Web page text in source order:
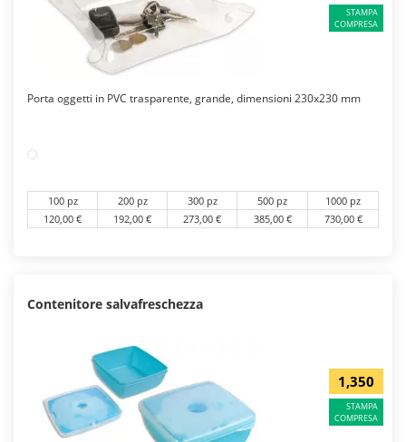
STAMPA
COMPRESA
Porta oggetti in PVC trasparente, grande, dimensioni 230x230 mm
100 pz 200 pz 300 pz 500 pz
1000 pz
120,00 €
192,00 € 273,00 € 385,00 € 730,00 €
Contenitore salvafreschezza
1,350
STAMPA
COMPRESA